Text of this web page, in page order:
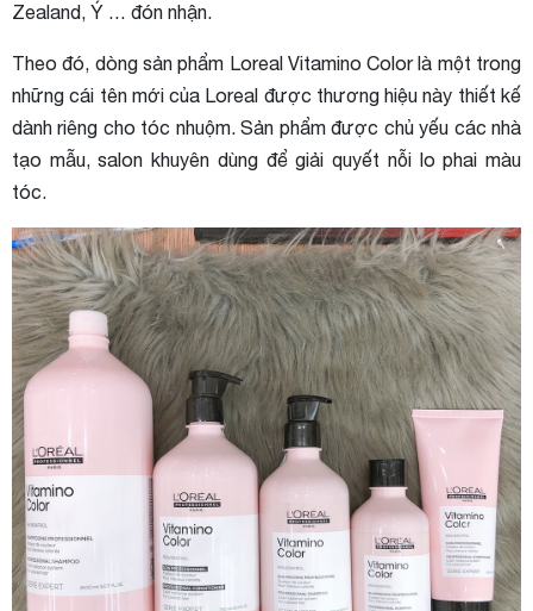
Zealand, Ý … đón nhận.
Theo đó, dòng sản phẩm Loreal Vitamino Color là một trong
những cái tên mới của Loreal được thương hiệu này thiết kế
dành riêng cho tóc nhuộm. Sản phẩm được chủ yếu các nhà
tạo mẫu, salon khuyên dùng để giải quyết nỗi lo phai màu
tóc.